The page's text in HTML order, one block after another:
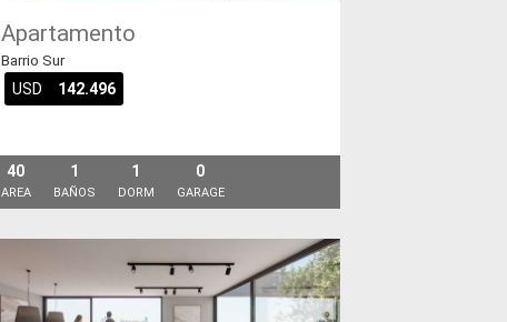
Apartamento
Barrio Sur
USD 142.496
40
AREA
1
BAÑOS
1
DORM
0
GARAGE